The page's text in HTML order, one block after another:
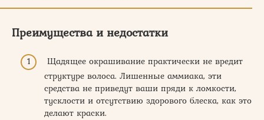
Преимущества и недостатки
Щадящее окрашивание практически не вредит
структуре волоса. Лишенные аммиака, эти
средства не приведут ваши пряди к ломкости,
тусклости и отсутствию здорового блеска, как это
делают краски.